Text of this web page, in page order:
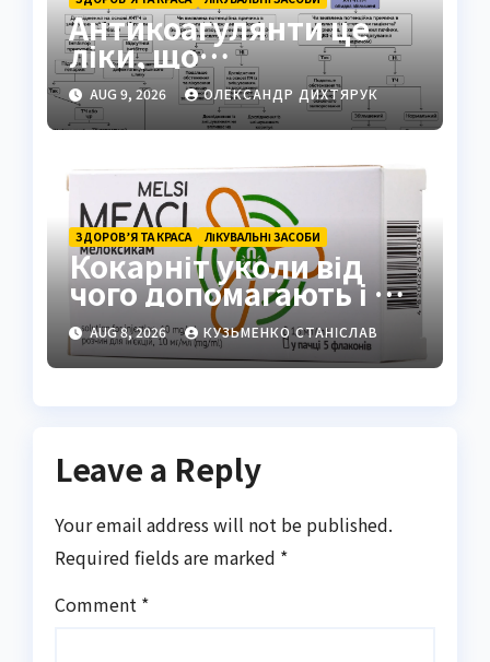
Антикоагулянти це
ліки, що
контролюють
згортання крові
AUG 9, 2026 ОЛЕКСАНДР ДИХТЯРУК
ЗДОРОВ’Я ТА КРАСА ЛІКУВАЛЬНІ ЗАСОБИ
Кокарніт уколи від
чого допомагають і як
працюють
AUG 8, 2026 КУЗЬМЕНКО СТАНІСЛАВ
Leave a Reply
Your email address will not be published.
Required fields are marked *
Comment *